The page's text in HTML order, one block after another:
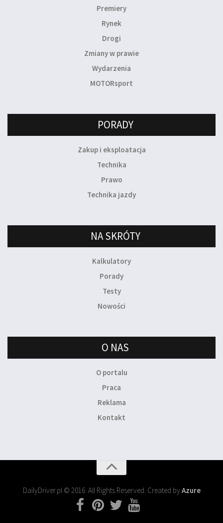
Premiery
Rynek
Drogi
Zmiany w prawie
Wydarzenia
MOTORsport
PORADY
Zakup i eksploatacja
Technika
Prawo
Technika jazdy
NA SKRÓTY
Kalkulatory
Porady
Testy
Nowości
O NAS
O portalu
Praca
Reklama
Kontakt
DailyDriver.pl © 2016. All Rights Reserved. Created byAzure